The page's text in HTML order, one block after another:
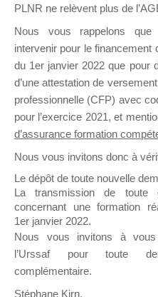
Ce groupe est destiné
Formation qui
Propositions Mallette
Ce groupe propose un
sur lequel il est
ou poser une question.
NB : Il est nécessaire
pouvoir rejoindre ce
PLNR ne relèvent plus de
Nous vous rappelons que
intervenir pour le financement
du 1er janvier 2022 que pour
d’une attestation de
professionnelle (CFP) avec
pour l’exercice 2021, et
d’assurance formation
Nous vous invitons donc à
Le dépôt de toute nouvelle
La transmission de toute
concernant une formation
1er janvier 2022.
Nous vous invitons à
l’Urssaf pour toute
complémentaire.
Stéphane Kirn,